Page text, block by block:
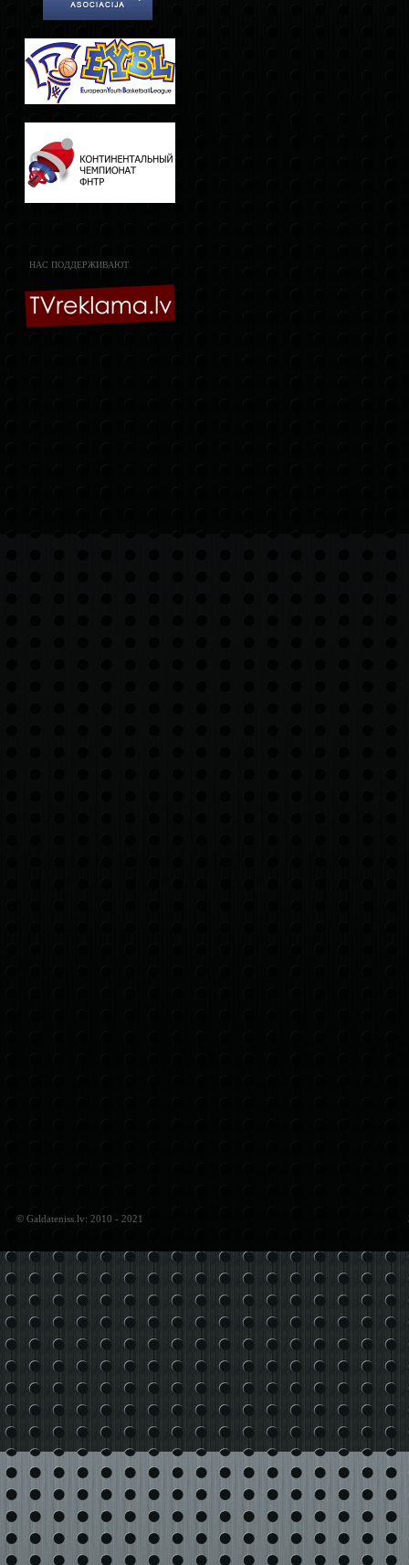
НАС ПОДДЕРЖИВАЮТ
© Galdateniss.lv: 2010 - 2021